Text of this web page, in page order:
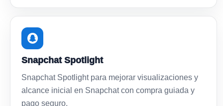
Snapchat Spotlight
Snapchat Spotlight para mejorar visualizaciones y
alcance inicial en Snapchat con compra guiada y
pago seguro.